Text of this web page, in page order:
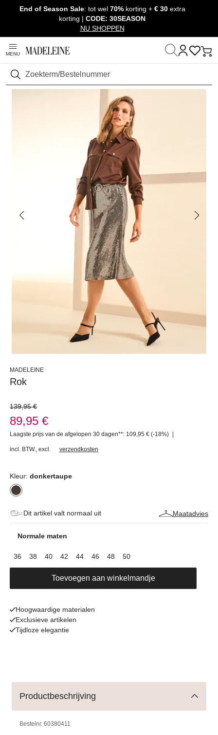
Navigatie overslaan, direct naar content
End of Season Sale: tot wel70% korting +€ 30 extra
korting | CODE: 30SEASON
NU SHOPPEN
MENU
Zoeken
Thuis Kleding Rokken
MADELEINE
Rok
139,95 €
89,95 €
Laagste prijs van de afgelopen 30 dagen**: 109,95 € (-18%) |
incl. BTW. excl. verzendkosten
Kleur: donkertaupe
Dit artikel valt normaal uit Maatadvies
Normale maten
36 38 40 42 44 46 48 50
Toevoegen aan winkelmandje
Hoogwaardige materialen
Exclusieve artikelen
Tijdloze elegantie
Productbeschrijving
Bestelnr. 60380411